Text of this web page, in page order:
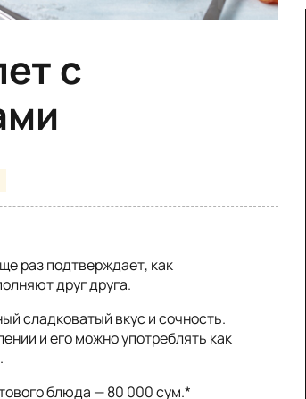
с
раз подтверждает, как
друг друга.
сладковатый вкус и сочность.
и его можно употреблять как
блюда — 80 000 сум.*